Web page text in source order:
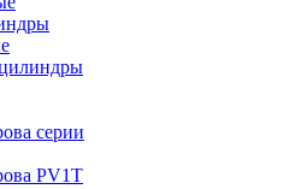
серии
PV1T